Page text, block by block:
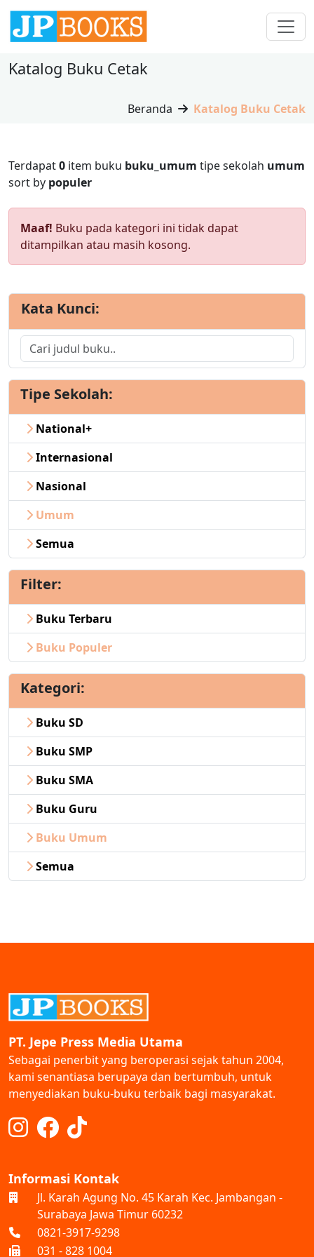
Katalog Buku Cetak
Beranda Katalog Buku Cetak
Terdapat0 item buku buku_umum tipe sekolah umum
sort by populer
Maaf! Buku pada kategori ini tidak dapat
ditampilkan atau masih kosong.
Kata Kunci:
Tipe Sekolah:
National+
Internasional
Nasional
Umum
Semua
Filter:
Buku Terbaru
Buku Populer
Kategori:
Buku SD
Buku SMP
Buku SMA
Buku Guru
Buku Umum
Semua
PT. Jepe Press Media Utama
Sebagai penerbit yang beroperasi sejak tahun 2004,
kami senantiasa berupaya dan bertumbuh, untuk
menyediakan buku-buku terbaik bagi masyarakat.
Informasi Kontak
Jl. Karah Agung No. 45 Karah Kec. Jambangan -
Surabaya Jawa Timur 60232
0821-3917-9298
031 - 828 1004